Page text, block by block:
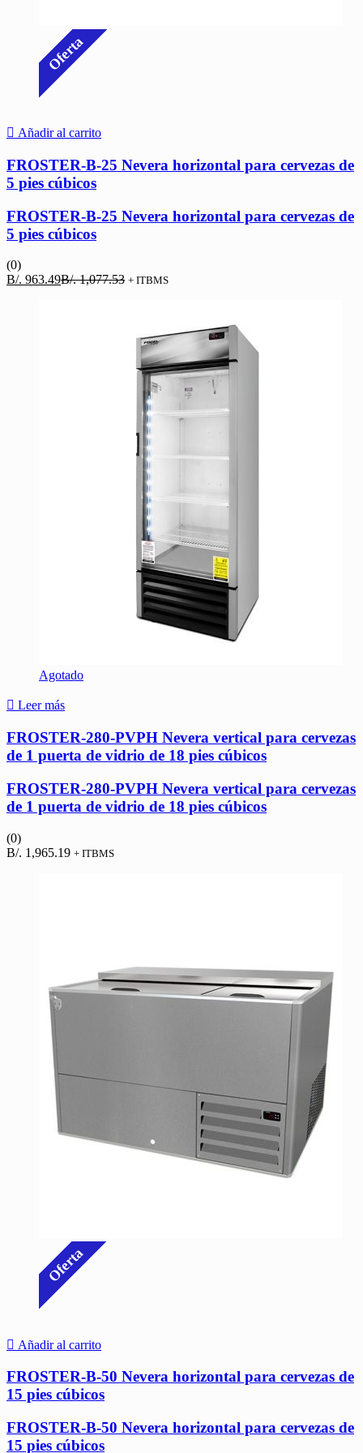
Oferta
Añadir al carrito
FROSTER-B-25 Nevera horizontal para cervezas de
5 pies cúbicos
FROSTER-B-25 Nevera horizontal para cervezas de
5 pies cúbicos
(0)
B/. 963.49El
B/.1,077.53 El
B/. 1,077.53.
+ ITBMS
Agotado
Leer más
FROSTER-280-PVPH Nevera vertical para cervezas
de 1 puerta de vidrio de 18 pies cúbicos
FROSTER-280-PVPH Nevera vertical para cervezas
de 1 puerta de vidrio de 18 pies cúbicos
(0)
B/. 1,965.19 + ITBMS
Oferta
Añadir al carrito
FROSTER-B-50 Nevera horizontal para cervezas de
15 pies cúbicos
FROSTER-B-50 Nevera horizontal para cervezas de
15 pies cúbicos